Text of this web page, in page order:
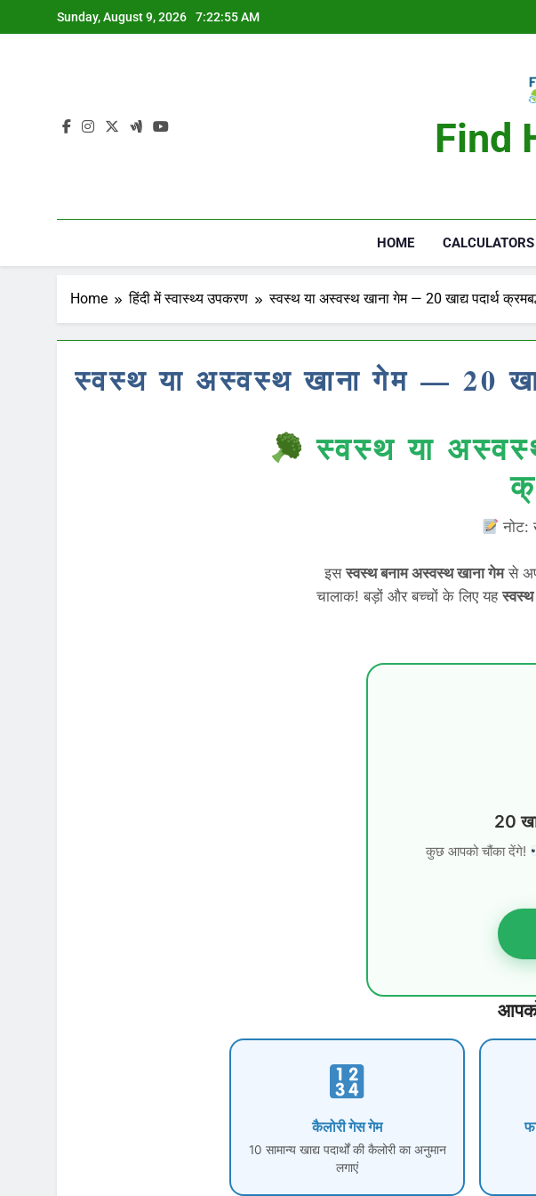
to
Sunday, August 9, 2026 7:22:56 AM
Find
HOME CALCULATORS
Home हिंदी में स्वास्थ्य उपकरण स्वस्थ या अस्वस्थ खाना गेम — 20 खाद्य पदार्थ
स्वस्थ या अस्वस्थ खाना गेम — 20
स्वस्थ या
नोट:
इसस्वस्थ बनाम अस्वस्थ खाना गेमसे
चालाक! बड़ों और बच्चों के लिए यह
20
कुछ आपको चौंका देंगे!
कैलोरी गेस गेम
10 सामान्य खाद्य पदार्थों की कैलोरी का अनुमान
लगाएं